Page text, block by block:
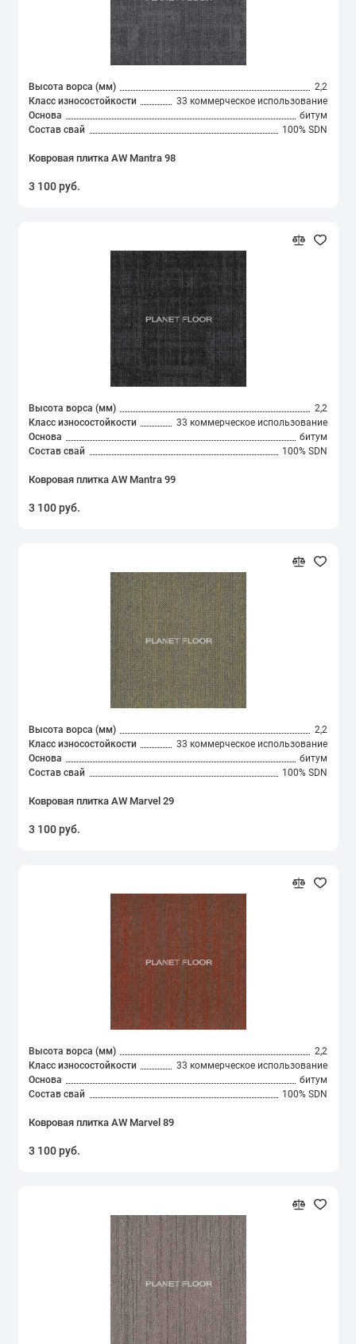
Высота ворса (мм)
2,2
Класс износостойкости
33 коммерческое использование
Основа
битум
Состав свай
100% SDN
Ковровая плитка AW Mantra 98
3 100 руб.
Высота ворса (мм)
2,2
Класс износостойкости
33 коммерческое использование
Основа
битум
Состав свай
100% SDN
Ковровая плитка AW Mantra 99
3 100 руб.
Высота ворса (мм)
2,2
Класс износостойкости
33 коммерческое использование
Основа
битум
Состав свай
100% SDN
Ковровая плитка AW Marvel 29
3 100 руб.
Высота ворса (мм)
2,2
Класс износостойкости
33 коммерческое использование
Основа
битум
Состав свай
100% SDN
Ковровая плитка AW Marvel 89
3 100 руб.